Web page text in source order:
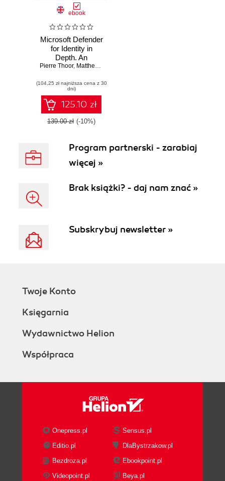
ebook
Microsoft Defender
for Identity in
Depth. An
exhaustive guide to
prevention, and
cyberattack
response
Pierre Thoor, Matthew Zorich
(104,25 zł najniższa cena z 30
dni)
125.10 zł
139.00 zł (-10%)
Program partnerski - zarabiaj
więcej »
Brak książki? - daj nam znać »
Subskrybuj newsletter »
Twoje Konto
Księgarnia
Wydawnictwo Helion
Współpraca
Onepress.pl
Sensus.pl
Editio.pl
DlaBystrzakow.pl
Bezdroza.pl
Ebookpoint.pl
Videopoint.pl
Beya.pl